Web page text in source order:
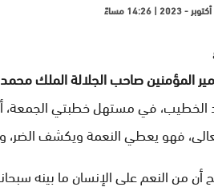
المؤمنين صاحب الجلالة الملك
الخطيب، في مستهل خطبتي الجمعة،
فهو يعطي النعمة ويكشف الضر،
أن من النعم على الإنسان ما بينه